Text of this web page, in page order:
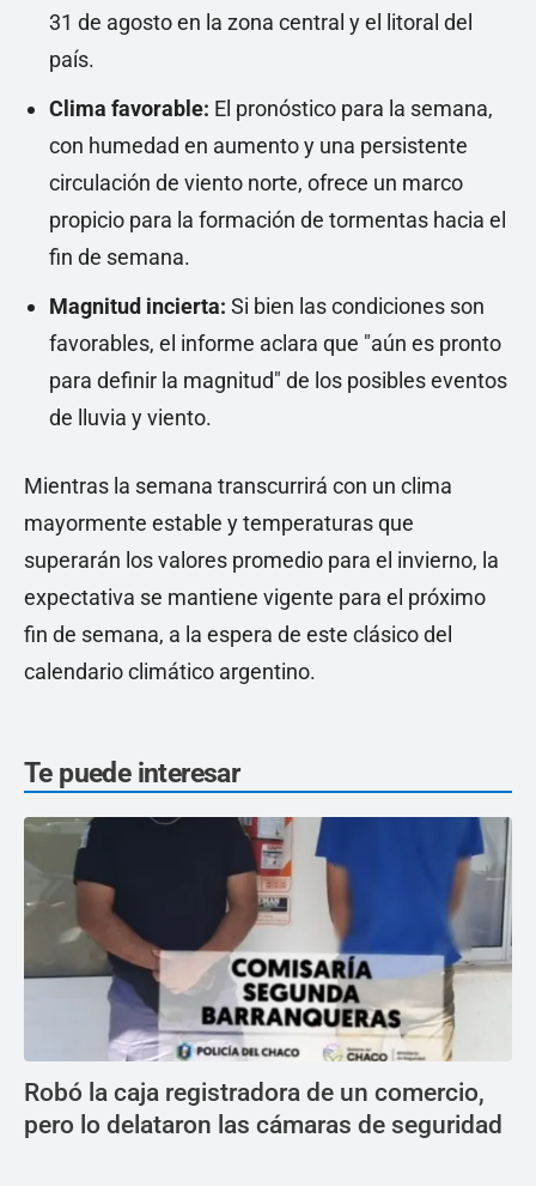
31 de agosto en la zona central y el litoral del
país.
Clima favorable: El pronóstico para la semana,
con humedad en aumento y una persistente
circulación de viento norte, ofrece un marco
propicio para la formación de tormentas hacia el
fin de semana.
Magnitud incierta: Si bien las condiciones son
favorables, el informe aclara que "aún es pronto
para definir la magnitud" de los posibles eventos
de lluvia y viento.
Mientras la semana transcurrirá con un clima
mayormente estable y temperaturas que
superarán los valores promedio para el invierno, la
expectativa se mantiene vigente para el próximo
fin de semana, a la espera de este clásico del
calendario climático argentino.
Te puede interesar
Robó la caja registradora de un comercio,
pero lo delataron las cámaras de seguridad